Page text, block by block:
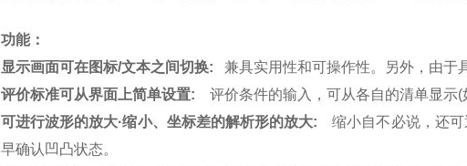
功能：
显示画面可在图标/文本之间切换:
兼具实用性和可操作性。另外，由于
评价标准可从界面上简单设置:
评价条件的输入，可从各自的清单显示(
可进行波形的放大·缩小、坐标差的解析形的放大:
缩小自不必说，还
早确认凹凸状态。